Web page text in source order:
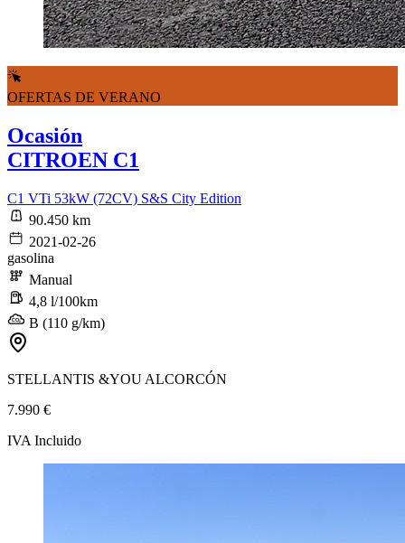
OFERTAS DE VERANO
Ocasión
CITROEN C1
C1 VTi 53kW (72CV) S&S City Edition
90.450 km
2021-02-26
gasolina
Manual
4,8 l/100km
B (110 g/km)
STELLANTIS &YOU ALCORCÓN
7.990 €
IVA Incluido